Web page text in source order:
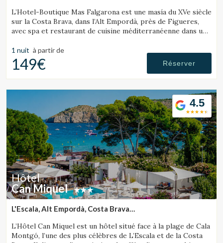
Gérer ma réservation
L’Hotel-Boutique Mas Falgarona est une masía du XVe siècle
sur la Costa Brava, dans l’Alt Empordà, près de Figueres,
avec spa et restaurant de cuisine méditerranéenne dans un
1 nuit à partir de
149€ Réserver
4.5
Hôtel
Can Miquel
L'Escala, Alt Empordà, Costa Brava
L’Hôtel Can Miquel est un hôtel situé face à la plage de Cala
Montgó, l’une des plus célèbres de L’Escala et de la Costa